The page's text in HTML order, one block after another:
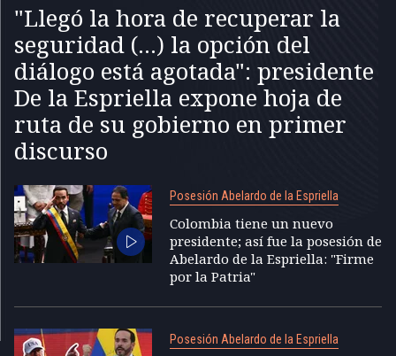
"Llegó la hora de recuperar la
seguridad (...) la opción del
diálogo está agotada": presidente
De la Espriella expone hoja de
ruta de su gobierno en primer
discurso
Posesión Abelardo de la Espriella
Colombia tiene un nuevo
presidente; así fue la posesión de
Abelardo de la Espriella: "Firme
por la Patria"
Posesión Abelardo de la Espriella